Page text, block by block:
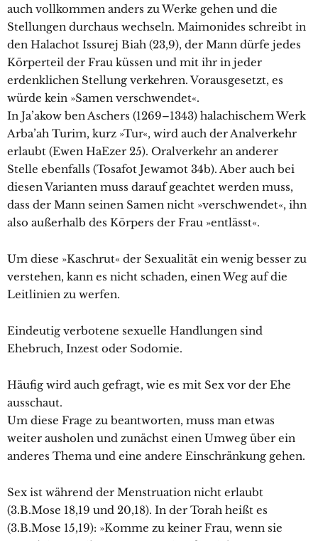
auch vollkommen anders zu Werke gehen und die
Stellungen durchaus wechseln. Maimonides schreibt in
den Halachot Issurej Biah (23,9), der Mann dürfe jedes
Körperteil der Frau küssen und mit ihr in jeder
erdenklichen Stellung verkehren. Vorausgesetzt, es
würde kein »Samen verschwendet«.
In Ja’akow ben Aschers (1269–1343) halachischem Werk
Arba’ah Turim, kurz »Tur«, wird auch der Analverkehr
erlaubt (Ewen HaEzer 25). Oralverkehr an anderer
Stelle ebenfalls (Tosafot Jewamot 34b). Aber auch bei
diesen Varianten muss darauf geachtet werden muss,
dass der Mann seinen Samen nicht »verschwendet«, ihn
also außerhalb des Körpers der Frau »entlässt«.
Um diese »Kaschrut« der Sexualität ein wenig besser zu
verstehen, kann es nicht schaden, einen Weg auf die
Leitlinien zu werfen.
Eindeutig verbotene sexuelle Handlungen sind
Ehebruch, Inzest oder Sodomie.
Häufig wird auch gefragt, wie es mit Sex vor der Ehe
ausschaut.
Um diese Frage zu beantworten, muss man etwas
weiter ausholen und zunächst einen Umweg über ein
anderes Thema und eine andere Einschränkung gehen.
Sex ist während der Menstruation nicht erlaubt
(3.B.Mose 18,19 und 20,18). In der Torah heißt es
(3.B.Mose 15,19): »Komme zu keiner Frau, wenn sie